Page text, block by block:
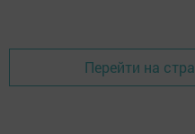
Перейти на